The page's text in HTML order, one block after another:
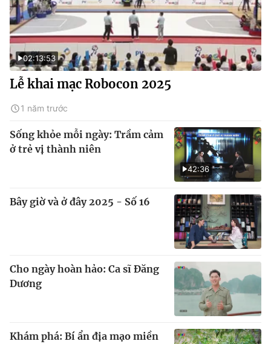
02:13:53
Lễ khai mạc Robocon 2025
1 năm trước
42:36
Sống khỏe mỗi ngày: Trầm cảm
ở trẻ vị thành niên
Bây giờ và ở đây 2025 - Số 16
Cho ngày hoàn hảo: Ca sĩ Đăng
Dương
Khám phá: Bí ẩn địa mạo miền